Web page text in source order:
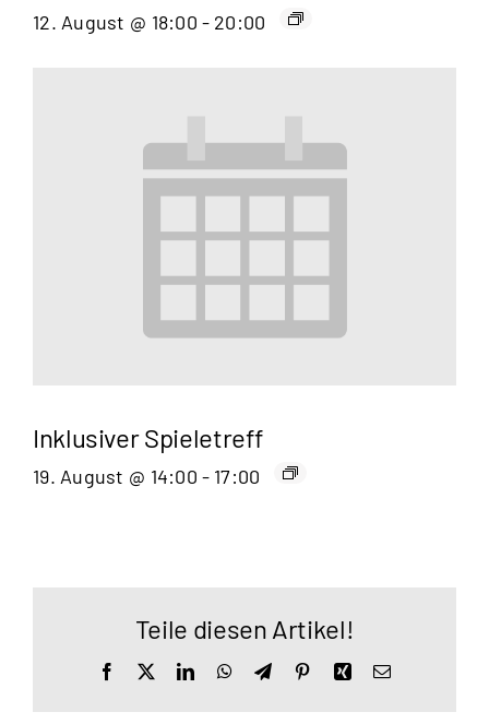
12. August @ 18:00 - 20:00
Inklusiver Spieletreff
19. August @ 14:00 - 17:00
Teile diesen Artikel!
Facebook LinkedInWhatsApp
TelegramPinterestXingE-